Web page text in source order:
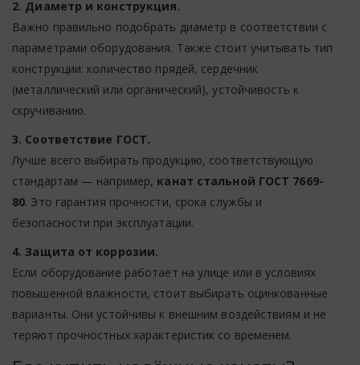
2. Диаметр и конструкция.
Важно правильно подобрать диаметр в соответствии с
параметрами оборудования. Также стоит учитывать тип
конструкции: количество прядей, сердечник
(металлический или органический), устойчивость к
скручиванию.
3. Соответствие ГОСТ.
Лучше всего выбирать продукцию, соответствующую
стандартам — например, канат стальной ГОСТ 7669-
80. Это гарантия прочности, срока службы и
безопасности при эксплуатации.
4. Защита от коррозии.
Если оборудование работает на улице или в условиях
повышенной влажности, стоит выбирать оцинкованные
варианты. Они устойчивы к внешним воздействиям и не
теряют прочностных характеристик со временем.